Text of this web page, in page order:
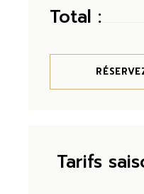
Total :
Tarifs